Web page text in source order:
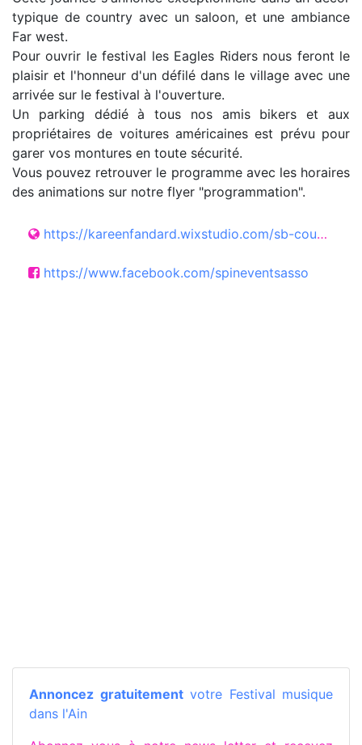
typique de country avec un saloon, et une ambiance
Far west.
Pour ouvrir le festival les Eagles Riders nous feront le
plaisir et l'honneur d'un défilé dans le village avec une
arrivée sur le festival à l'ouverture.
Un parking dédié à tous nos amis bikers et aux
propriétaires de voitures américaines est prévu pour
garer vos montures en toute sécurité.
Vous pouvez retrouver le programme avec les horaires
des animations sur notre flyer "programmation".
https://kareenfandard.wixstudio.com/sb-country-fest
https://www.facebook.com/spineventsasso
Annoncez gratuitementvotre Festival musique
dans l'Ain